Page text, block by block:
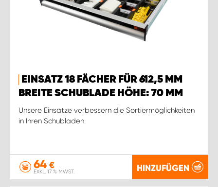
EINSATZ 18 FÄCHER FÜR 612,5 MM
BREITE SCHUBLADE HÖHE: 70 MM
Unsere Einsätze verbessern die Sortiermöglichkeiten
in Ihren Schubladen.
64 €
EXKL. 17 % MWST. HINZUFÜGEN